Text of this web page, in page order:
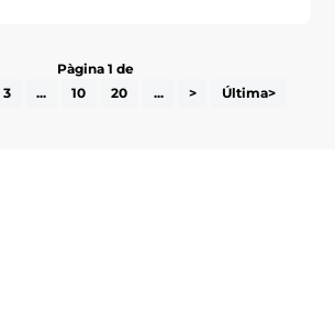
Pàgina 1 de
3 ... 10 20 ... > Última>